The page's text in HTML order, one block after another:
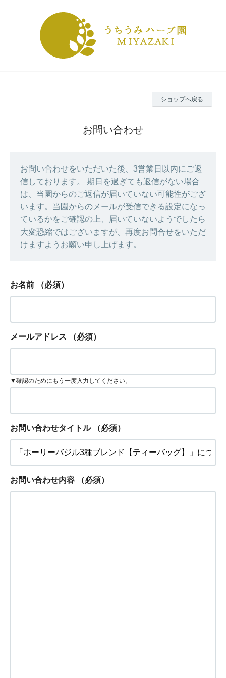
ショップへ戻る
お問い合わせ
お問い合わせをいただいた後、3営業日以内にご返
信しております。 期日を過ぎても返信がない場合
は、当園からのご返信が届いていない可能性がござ
います。当園からのメールが受信できる設定になっ
ているかをご確認の上、届いていないようでしたら
大変恐縮ではございますが、再度お問合せをいただ
けますようお願い申し上げます。
お名前 （必須）
メールアドレス （必須）
▼確認のためにもう一度入力してください。
お問い合わせタイトル （必須）
お問い合わせ内容 （必須）